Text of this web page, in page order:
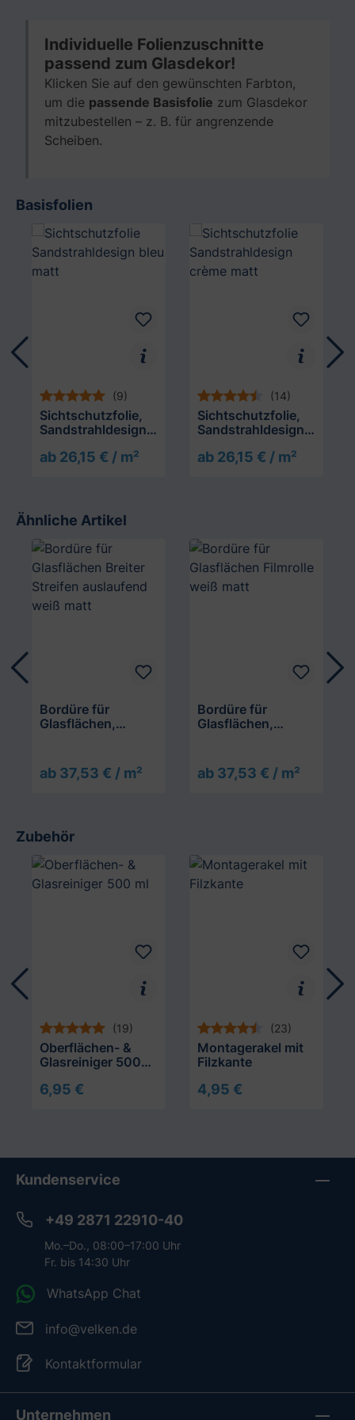
Individuelle Folienzuschnitte
passend zum Glasdekor!
Klicken Sie auf den gewünschten Farbton,
um die passende Basisfolie zum Glasdekor
mitzubestellen – z. B. für angrenzende
Scheiben.
Basisfolien
(9)
Sichtschutzfolie,
Sandstrahldesign
ab 26,15 € / m²
(14)
Sichtschutzfolie,
Sandstrahldesign
ab 26,15 € / m²
Ähnliche Artikel
Produktgalerie überspringen
Bordüre für
Glasflächen,
ab 37,53 € / m²
Bordüre für
Glasflächen,
ab 37,53 € / m²
Zubehör
Produktgalerie überspringen
(19)
Oberflächen- &
Glasreiniger 500
6,95 €
(23)
Montagerakel mit
Filzkante
4,95 €
Unternehmen
Kundenservice
+49 2871 22910-40
Mo.–Do., 08:00–17:00 Uhr
Fr. bis 14:30 Uhr
WhatsApp Chat
info@velken.de
Kontaktformular